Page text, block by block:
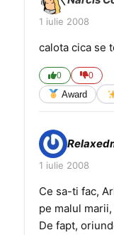
1 iulie 2008
calota cica se
0 0
Award
1 iulie 2008
Ce sa-ti fac,
pe malul
De fapt,